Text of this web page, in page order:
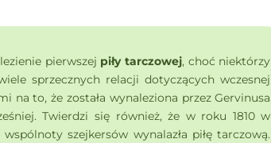
pierwszej piły tarczowej, choć niektórzy
sprzecznych relacji dotyczących wczesnej
to, że została wynaleziona przez Gervinusa
Twierdzi się również, że w roku 1810 w
szejkersów wynalazła piłę tarczową.